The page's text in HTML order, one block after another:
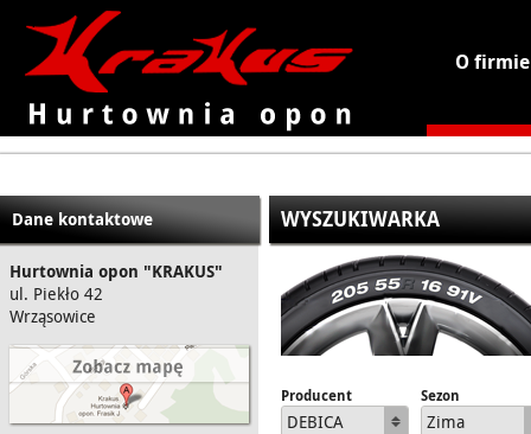
KRAKUS - hurtownia opon
O firmie
Dane kontaktowe
Hurtownia opon "KRAKUS"
ul. Piekło 42
Wrząsowice
WYSZUKIWARKA
Producent
DEBICA
Sezon
Zima